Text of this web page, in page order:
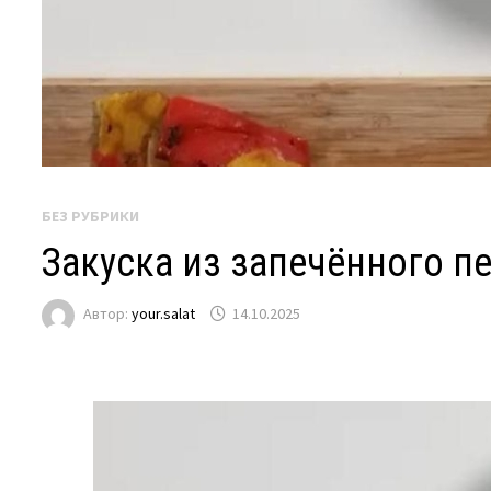
БЕЗ РУБРИКИ
Закуска из запечённого
Автор:your.salat 14.10.2025